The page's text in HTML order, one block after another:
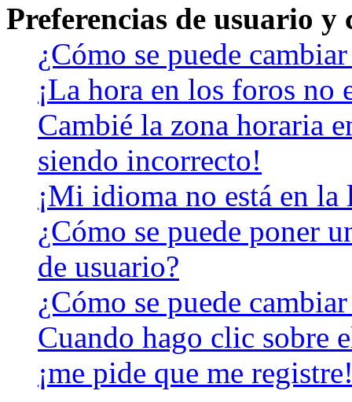
Preferencias de usuario y
¿Cómo se puede
¡La hora en los foros no
Cambié la zona horaria
siendo incorrecto!
¡Mi idioma no está en la
¿Cómo se puede poner
de usuario?
¿Cómo se puede
Cuando hago clic sobre
¡me pide que me